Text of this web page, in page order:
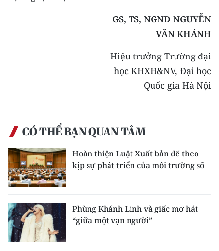
GS, TS, NGND NGUYỄN
VĂN KHÁNH
Hiệu trưởng Trường đại
học KHXH&NV, Đại học
Quốc gia Hà Nội
CÓ THỂ BẠN QUAN TÂM
Hoàn thiện Luật Xuất bản để theo
kịp sự phát triển của môi trường số
Phùng Khánh Linh và giấc mơ hát
“giữa một vạn người”